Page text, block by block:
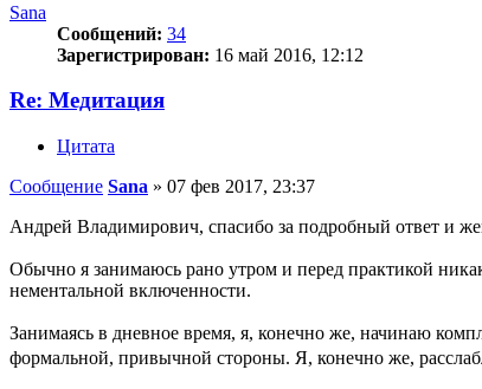
Sana
Сообщений: 34
Зарегистрирован: 16 май 2016, 12:12
Re: Медитация
Цитата
Сообщение Sana » 07 фев 2017, 23:37
Андрей Владимирович, спасибо за подробный ответ и
Обычно я занимаюсь рано утром и перед практикой
нементальной включенности.
Занимаясь в дневное время, я, конечно же, начинаю
формальной, привычной стороны. Я, конечно же,